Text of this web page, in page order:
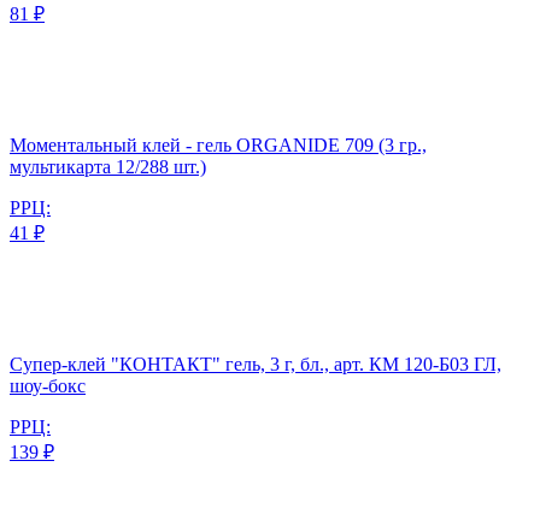
81 ₽
Моментальный клей - гель ORGANIDE 709 (3 гр.,
мультикарта 12/288 шт.)
РРЦ:
41 ₽
Супер-клей "КОНТАКТ" гель, 3 г, бл., арт. КМ 120-Б03 ГЛ,
шоу-бокс
РРЦ:
139 ₽